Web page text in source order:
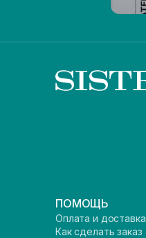
ПОМОЩЬ
Оплата и доставка
Как сделать заказ